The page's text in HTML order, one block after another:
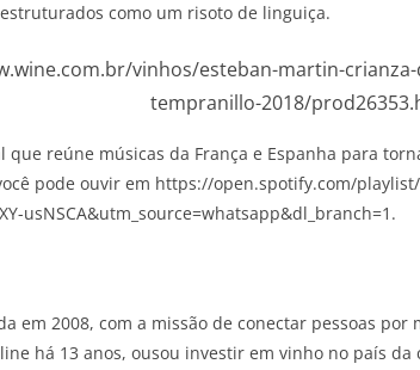
como um risoto de linguiça.
vinhos/esteban-martin-
tempranillo-2018/
que reúne músicas da França e Espanha para
pode ouvir em https://open.spotify.com/playlist/
usNSCA&utm_source=whatsapp&dl_branch=1.
em 2008, com a missão de conectar pessoas por
há 13 anos, ousou investir em vinho no país da